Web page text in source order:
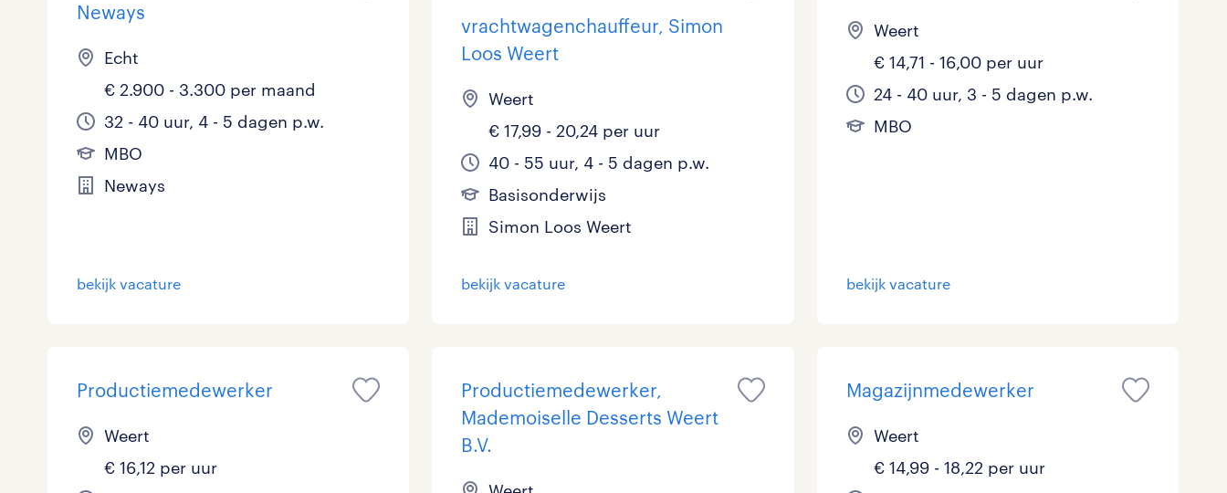
Neways
Echt
€ 2.900 - 3.300 per maand
32 - 40 uur, 4 - 5 dagen p.w.
MBO
Neways
bekijk vacature
vrachtwagenchauffeur, Simon
Loos Weert
Weert
€ 17,99 - 20,24 per uur
40 - 55 uur, 4 - 5 dagen p.w.
Basisonderwijs
Simon Loos Weert
bekijk vacature
Weert
€ 14,71 - 16,00 per uur
24 - 40 uur, 3 - 5 dagen p.w.
MBO
bekijk vacature
Productiemedewerker
Weert
€ 16,12 per uur
Productiemedewerker,
Mademoiselle Desserts Weert
B.V.
Magazijnmedewerker
Weert
€ 14,99 - 18,22 per uur